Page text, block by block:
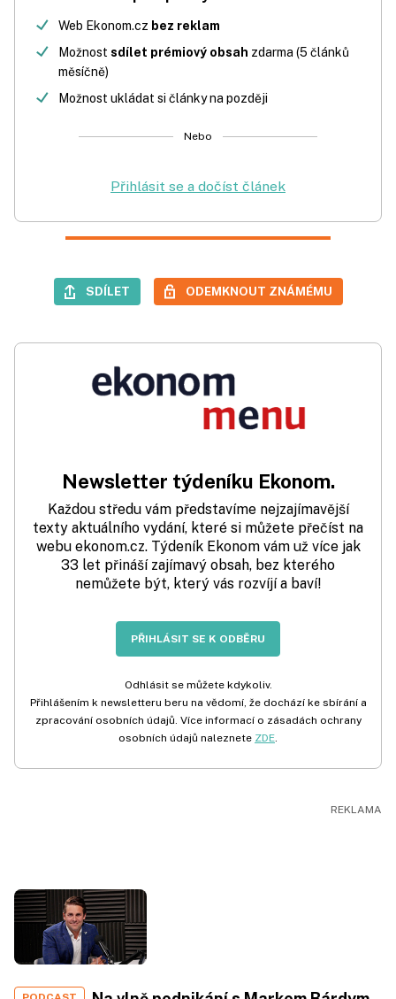
Web Ekonom.cz bez reklam
Možnost sdílet prémiový obsah zdarma (5 článků
měsíčně)
Možnost ukládat si články na později
Nebo
Přihlásit se a dočíst článek
SDÍLET ODEMKNOUT ZNÁMÉMU
Newsletter týdeníku Ekonom.
Každou středu vám představíme nejzajímavější
texty aktuálního vydání, které si můžete přečíst na
webu ekonom.cz. Týdeník Ekonom vám už více jak
33 let přináší zajímavý obsah, bez kterého
nemůžete být, který vás rozvíjí a baví!
PŘIHLÁSIT SE K ODBĚRU
Odhlásit se můžete kdykoliv.
Přihlášením k newsletteru beru na vědomí, že dochází ke sbírání a
zpracování osobních údajů. Více informací o zásadách ochrany
osobních údajů naleznete ZDE.